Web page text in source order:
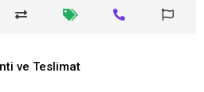
ve Teslimat